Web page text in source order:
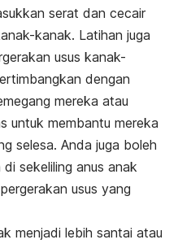
serat dan cecair
kanak. Latihan juga
usus kanak-
dengan
mereka atau
untuk membantu mereka
selesa. Anda juga boleh
sekeliling anus anak
usus yang
menjadi lebih santai atau